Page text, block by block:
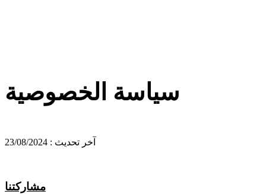
سياسة الخصوصية
آخر تحديث : 23/08/2024
مشاركتنا